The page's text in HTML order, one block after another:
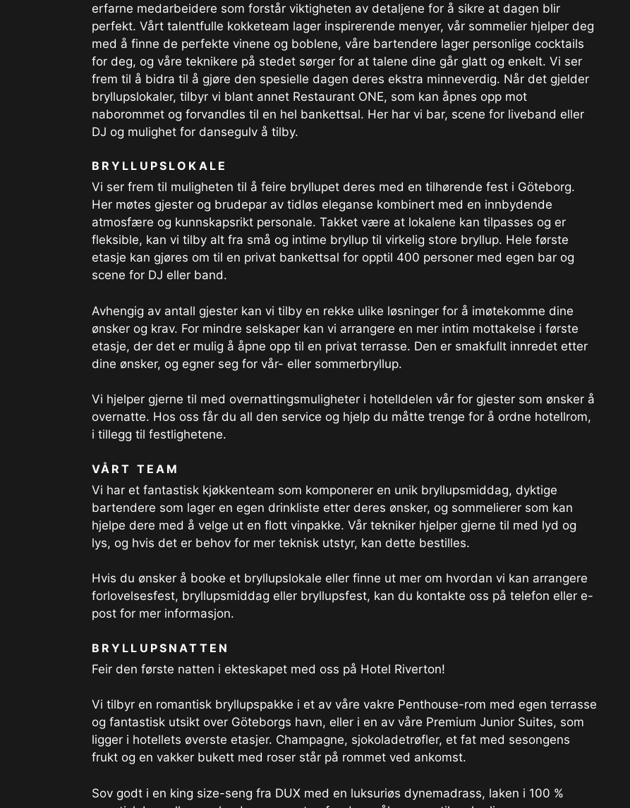
erfarne medarbeidere som forstår viktigheten av detaljene for å sikre at dagen blir
perfekt. Vårt talentfulle kokketeam lager inspirerende menyer, vår sommelier hjelper deg
med å finne de perfekte vinene og boblene, våre bartendere lager personlige cocktails
for deg, og våre teknikere på stedet sørger for at talene dine går glatt og enkelt. Vi ser
frem til å bidra til å gjøre den spesielle dagen deres ekstra minneverdig. Når det gjelder
bryllupslokaler, tilbyr vi blant annet Restaurant ONE, som kan åpnes opp mot
naborommet og forvandles til en hel bankettsal. Her har vi bar, scene for liveband eller
DJ og mulighet for dansegulv å tilby.
BRYLLUPSLOKALE
Vi ser frem til muligheten til å feire bryllupet deres med en tilhørende fest i Göteborg.
Her møtes gjester og brudepar av tidløs eleganse kombinert med en innbydende
atmosfære og kunnskapsrikt personale. Takket være at lokalene kan tilpasses og er
fleksible, kan vi tilby alt fra små og intime bryllup til virkelig store bryllup. Hele første
etasje kan gjøres om til en privat bankettsal for opptil 400 personer med egen bar og
scene for DJ eller band.
Avhengig av antall gjester kan vi tilby en rekke ulike løsninger for å imøtekomme dine
ønsker og krav. For mindre selskaper kan vi arrangere en mer intim mottakelse i første
etasje, der det er mulig å åpne opp til en privat terrasse. Den er smakfullt innredet etter
dine ønsker, og egner seg for vår- eller sommerbryllup.
Vi hjelper gjerne til med overnattingsmuligheter i hotelldelen vår for gjester som ønsker å
overnatte. Hos oss får du all den service og hjelp du måtte trenge for å ordne hotellrom,
i tillegg til festlighetene.
VÅRT TEAM
Vi har et fantastisk kjøkkenteam som komponerer en unik bryllupsmiddag, dyktige
bartendere som lager en egen drinkliste etter deres ønsker, og sommelierer som kan
hjelpe dere med å velge ut en flott vinpakke. Vår tekniker hjelper gjerne til med lyd og
lys, og hvis det er behov for mer teknisk utstyr, kan dette bestilles.
Hvis du ønsker å booke et bryllupslokale eller finne ut mer om hvordan vi kan arrangere
forlovelsesfest, bryllupsmiddag eller bryllupsfest, kan du kontakte oss på telefon eller e-
post for mer informasjon.
BRYLLUPSNATTEN
Feir den første natten i ekteskapet med oss på Hotel Riverton!
Vi tilbyr en romantisk bryllupspakke i et av våre vakre Penthouse-rom med egen terrasse
og fantastisk utsikt over Göteborgs havn, eller i en av våre Premium Junior Suites, som
ligger i hotellets øverste etasjer. Champagne, sjokoladetrøfler, et fat med sesongens
frukt og en vakker bukett med roser står på rommet ved ankomst.
Sov godt i en king size-seng fra DUX med en luksuriøs dynemadrass, laken i 100 %